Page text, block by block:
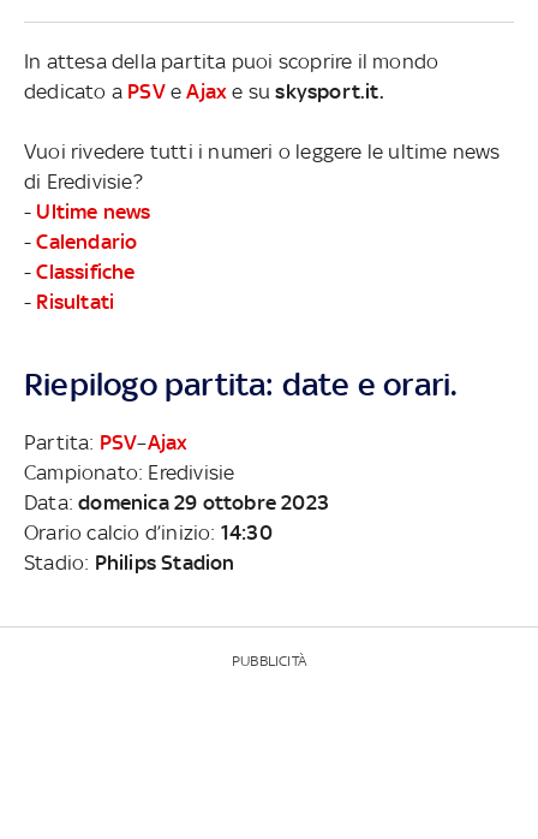
In attesa della partita puoi scoprire il mondo
dedicato a PSVeAjax e suskysport.it.
Vuoi rivedere tutti i numeri o leggere le ultime news
di Eredivisie?
- Ultime news
-Calendario
-Classifiche
- Risultati
Riepilogo partita: date e orari.
Partita: PSV–Ajax
Campionato: Eredivisie
Data:domenica 29 ottobre 2023
Orario calcio d’inizio: 14:30
Stadio: Philips Stadion
PUBBLICITÀ